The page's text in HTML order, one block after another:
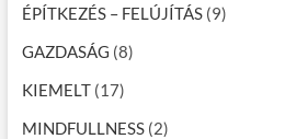
ÉPÍTKEZÉS – FELÚJÍTÁS(9)
GAZDASÁG (8)
KIEMELT(17)
MINDFULLNESS(2)